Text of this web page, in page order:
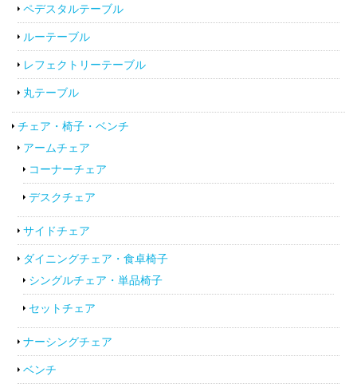
ペデスタルテーブル
ルーテーブル
レフェクトリーテーブル
丸テーブル
チェア・椅子・ベンチ
アームチェア
コーナーチェア
デスクチェア
サイドチェア
ダイニングチェア・食卓椅子
シングルチェア・単品椅子
セットチェア
ナーシングチェア
ベンチ